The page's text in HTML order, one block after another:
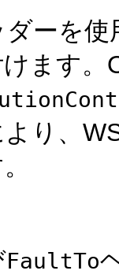
ダーを使
ます
より、
FaultTo